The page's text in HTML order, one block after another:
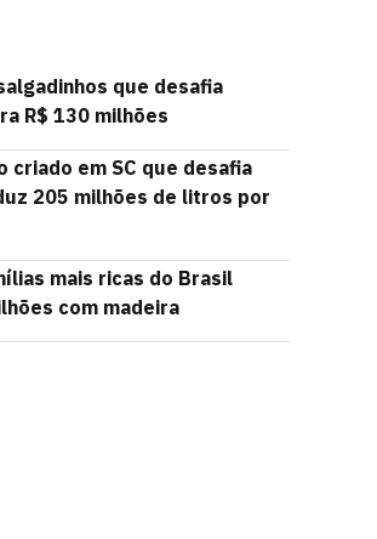
que desafia
R$ 130 milhões
criado em SC que desafia
205 milhões de litros por
mais ricas do Brasil
com madeira